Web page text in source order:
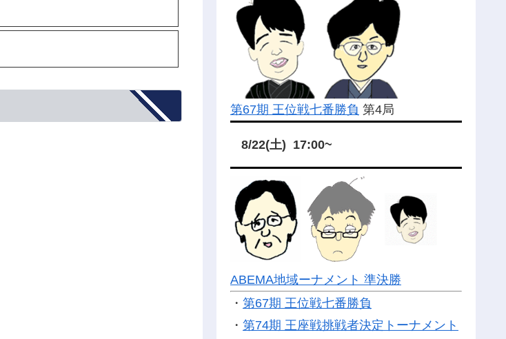
第67期 王位戦七番勝負 第4局
8/22(土) 17:00~
ABEMA地域ーナメント 準決勝
・ 第67期 王位戦七番勝負
・ 第74期 王座戦挑戦者決定トーナメント